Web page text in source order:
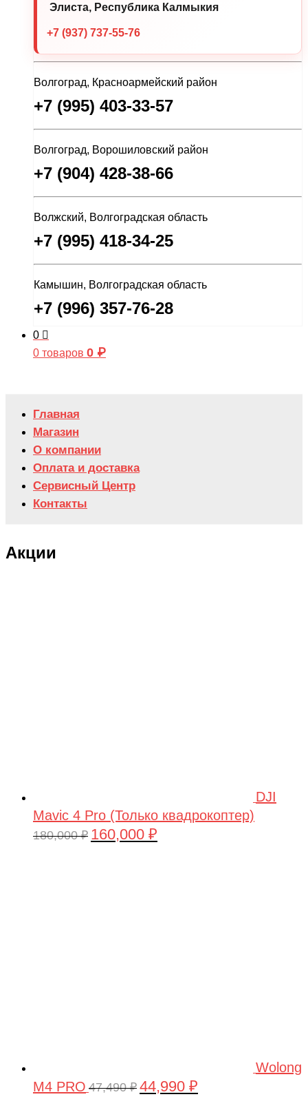
Элиста, Республика Калмыкия
+7 (937) 737-55-76
Волгоград, Красноармейский район
+7 (995) 403-33-57
Волгоград, Ворошиловский район
+7 (904) 428-38-66
Волжский, Волгоградская область
+7 (995) 418-34-25
Камышин, Волгоградская область
+7 (996) 357-76-28
0
0 товаров 0 ₽
Главная
Магазин
О компании
Оплата и доставка
Сервисный Центр
Контакты
Акции
DJI
Mavic 4 Pro (Только квадрокоптер)
180,000₽ Первоначальная
160,000 ₽
Wolong
M4 PRO 47,490₽ Первоначальная
44,990 ₽